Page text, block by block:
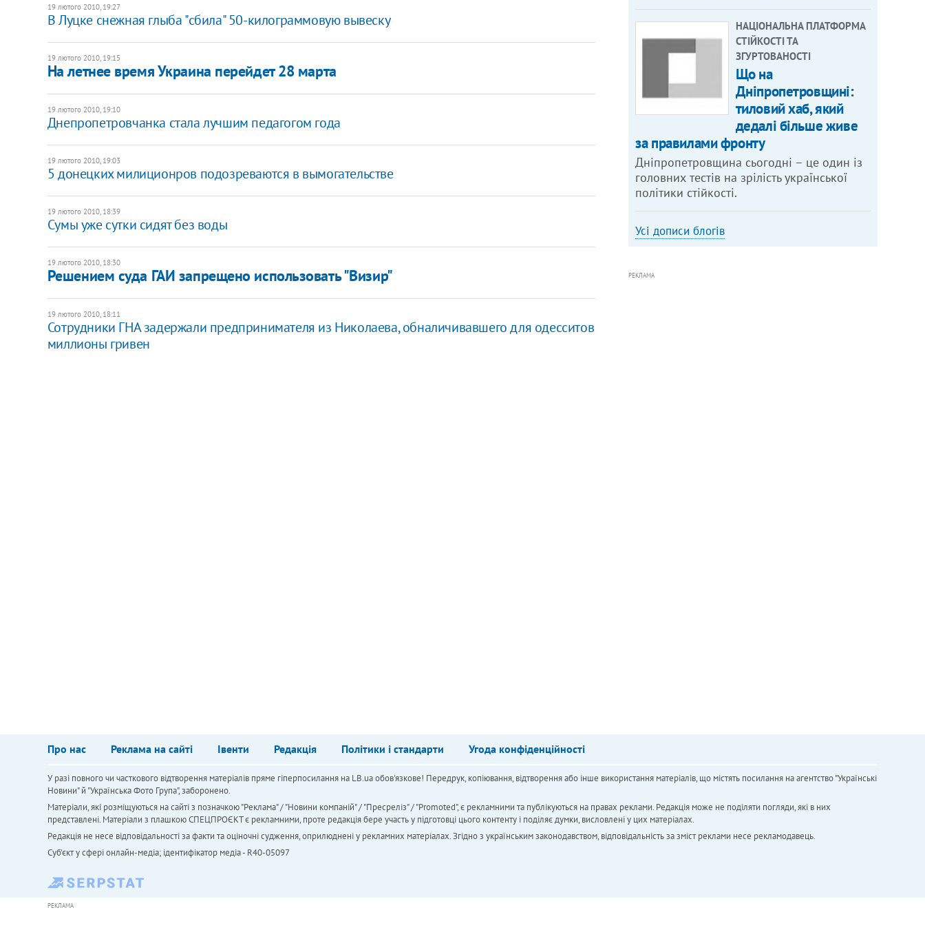
19 лютого 2010, 19:27
В Луцке снежная глыба "сбила" 50-килограммовую вывеску
19 лютого 2010, 19:15
На летнее время Украина перейдет 28 марта
19 лютого 2010, 19:10
Днепропетровчанка стала лучшим педагогом года
19 лютого 2010, 19:03
5 донецких милиционров подозреваются в вымогательстве
19 лютого 2010, 18:39
Сумы уже сутки сидят без воды
19 лютого 2010, 18:30
Решением суда ГАИ запрещено использовать "Визир"
19 лютого 2010, 18:11
Сотрудники ГНА задержали предпринимателя из Николаева, обналичивавшего для одесситов
миллионы гривен
НАЦІОНАЛЬНА ПЛАТФОРМА
СТІЙКОСТІ ТА
ЗГУРТОВАНОСТІ
Що на
Дніпропетровщині:
тиловий хаб, який
дедалі більше живе
за правилами фронту
Дніпропетровщина сьогодні – це один із
головних тестів на зрілість української
політики стійкості.
Усі дописи блогів
РЕКЛАМА
Про нас Реклама на сайті Івенти Редакція Політики і стандарти Угода конфіденційності
У разі повного чи часткового відтворення матеріалів пряме гіперпосилання на LB.ua обов'язкове! Передрук, копіювання, відтворення або інше використання матеріалів, що містять посилання на агентство "Українськi
Новини" й "Українська Фото Група", заборонено.
Матеріали, які розміщуються на сайті з позначкою "Реклама" / "Новини компаній" / "Пресреліз" / "Promoted", є рекламними та публікуються на правах реклами. Редакція може не поділяти погляди, які в них
представлені. Матеріали з плашкою СПЕЦПРОЄКТ є рекламними, проте редакція бере участь у підготовці цього контенту і поділяє думки, висловлені у цих матеріалах.
Редакція не несе відповідальності за факти та оціночні судження, оприлюднені у рекламних матеріалах. Згідно з українським законодавством, відповідальність за зміст реклами несе рекламодавець.
Cуб'єкт у сфері онлайн-медіа; ідентифікатор медіа - R40-05097
РЕКЛАМА